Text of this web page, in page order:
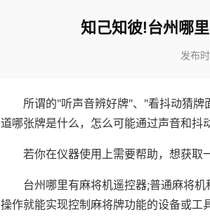
知己知彼!台州哪
发布
所谓的"听声音辨好牌"、"看抖动猜
道哪张牌是什么，怎么可能通过声音和抖
若你在仪器使用上需要帮助，想获取
台州哪里有麻将机遥控器;普通麻将
操作就能实现控制麻将牌功能的设备或工具